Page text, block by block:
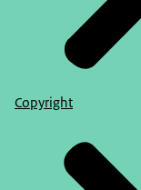
Copyright